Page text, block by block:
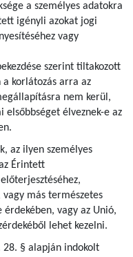
a személyes adatokra
igényli azokat jogi
vagy
szerint tiltakozott
a korlátozás arra az
nem kerül,
elsőbbséget élveznek-e az
az ilyen személyes
Érintett
más természetes
vagy az Unió,
lehet kezelni.
28. § alapján indokolt